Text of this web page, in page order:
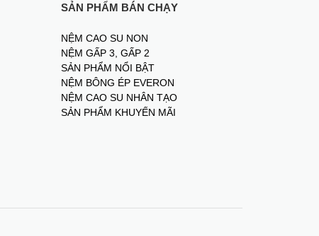
SẢN PHẨM BÁN CHẠY
NỆM CAO SU NON
NỆM GẤP 3, GẤP 2
SẢN PHẨM NỔI BẬT
NỆM BÔNG ÉP EVERON
NỆM CAO SU NHÂN TẠO
SẢN PHẨM KHUYẾN MÃI